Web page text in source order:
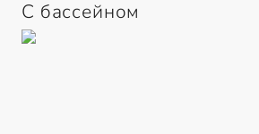
С бассейном